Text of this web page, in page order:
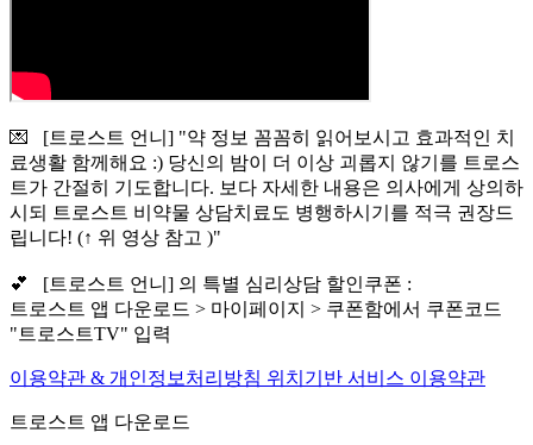
💌 [트로스트 언니] "약 정보 꼼꼼히 읽어보시고 효과적인 치
료생활 함께해요 :) 당신의 밤이 더 이상 괴롭지 않기를 트로스
트가 간절히 기도합니다. 보다 자세한 내용은 의사에게 상의하
시되 트로스트 비약물 상담치료도 병행하시기를 적극 권장드
립니다! (↑ 위 영상 참고 )"
💕 [트로스트 언니] 의 특별 심리상담 할인쿠폰 :
트로스트 앱 다운로드 > 마이페이지 > 쿠폰함에서 쿠폰코드
"트로스트TV" 입력
이용약관 & 개인정보처리방침 위치기반 서비스 이용약관
트로스트 앱 다운로드